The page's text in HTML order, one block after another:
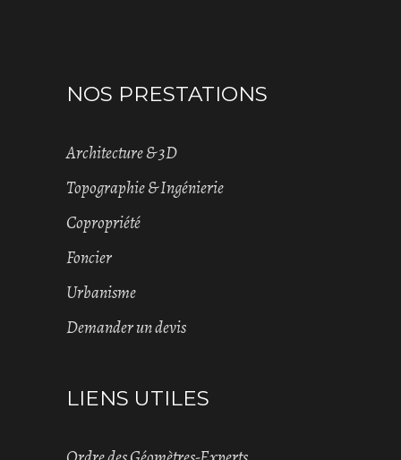
NOS PRESTATIONS
Architecture & 3D
Topographie & Ingénierie
Copropriété
Foncier
Urbanisme
Demander un devis
LIENS UTILES